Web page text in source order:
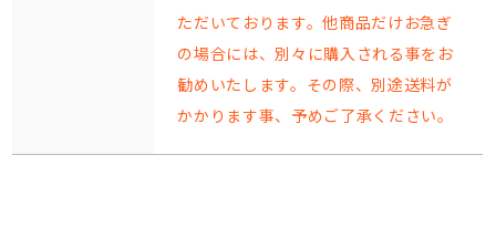
ただいております。他商品だけお急ぎ
の場合には、別々に購入される事をお
勧めいたします。その際、別途送料が
かかります事、予めご了承ください。